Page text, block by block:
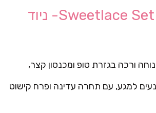
ורכה בגזרת טופ ומכנסון קצר,
למגע, עם תחרה עדינה ופרח קישוט